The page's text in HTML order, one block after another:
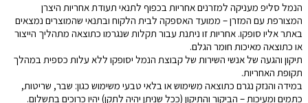
הנמל סליפ מעניקה למזרנים אחריות בכפוף לתנאי תעודת אחריות היצרן
המצורפת עם המזרן – ממועד האספקה לבית הלקוח ובתנאי שהמוצרים נמצאים
באתר אליו סופקו. אחריות זו ניתנת עבור תקלות שנגרמו כתוצאה מתהליך הייצור
או כתוצאה מאיכות חומר הגלם.
תיקון והגעה של אנשי השירות של קבוצת הנמל יסופקו ללא עלות כספית במהלך
תקופת האחריות.
במידה והנזק נגרם כתוצאה משימוש או בלאי טבעי משימוש כגון: שבר, שריטות,
כתמים ומעיכות – הביקור והתיקון (ככל שניתן יהיה לתקן) יהיו כרוכים בתשלום.